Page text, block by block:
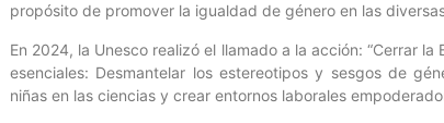
propósito de promover la igualdad de género en las
En 2024, la Unesco realizó el llamado a la acción: “Cerrar
esenciales: Desmantelar los estereotipos y sesgos de
niñas en las ciencias y crear entornos laborales